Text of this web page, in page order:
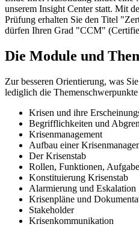
unserem Insight Center statt. Mit
Prüfung erhalten Sie den Titel
dürfen Ihren Grad "CCM"
Die Module und
Zur besseren Orientierung, was
lediglich die
Krisen und ihre
Begrifflichkeiten und
Krisenmanagement
Aufbau einer
Der Krisenstab
Rollen, Funktionen,
Konstituierung Krisenstab
Alarmierung und Eskalation
Krisenpläne und
Stakeholder
Krisenkommunikation